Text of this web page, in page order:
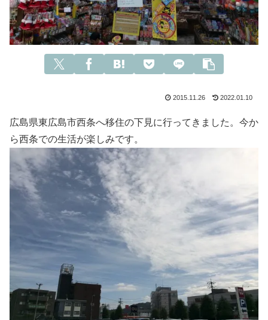
2015.11.26 2022.01.10
広島県東広島市西条へ移住の下見に行ってきました。今か
ら西条での生活が楽しみです。